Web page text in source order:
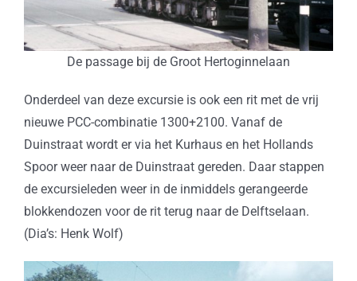
De passage bij de Groot Hertoginnelaan
Onderdeel van deze excursie is ook een rit met de vrij
nieuwe PCC-combinatie 1300+2100. Vanaf de
Duinstraat wordt er via het Kurhaus en het Hollands
Spoor weer naar de Duinstraat gereden. Daar stappen
de excursieleden weer in de inmiddels gerangeerde
blokkendozen voor de rit terug naar de Delftselaan.
(Dia’s: Henk Wolf)